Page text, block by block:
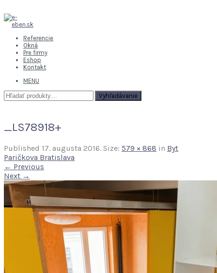
Referencie
Okná
Pre firmy
Eshop
Kontakt
MENU
Hľadať:
Vyhľadávanie
_LS78918+
Published 17. augusta 2016. Size: 579 × 868 in Byt
Paričkova Bratislava
← Previous
Next →